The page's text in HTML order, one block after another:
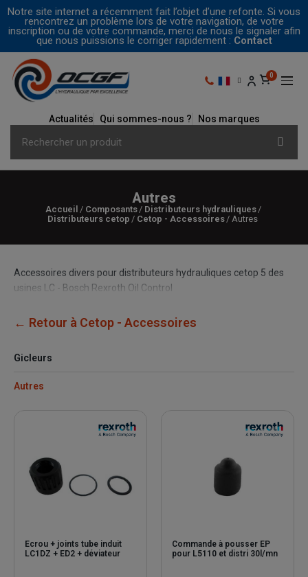
Notre site internet a récemment fait l’objet d’une refonte. Si vous
rencontrez un problème lors de votre navigation, de votre
inscription ou de votre commande, merci de nous le signaler afin
que nous puissions le corriger rapidement : Contact
Actualités Qui sommes-nous ? Nos marques
Autres
Accueil Composants
Distributeurs hydrauliques
Distributeurs cetop
Cetop - Accessoires Autres
Accessoires divers pour distributeurs hydrauliques cetop 5 des
usines LC - Bosch Rexroth Oil Control
← Retour à Cetop - Accessoires
Gicleurs
Autres
Ecrou + joints tube induit
LC1DZ + ED2 + déviateur
Commande à pousser EP
pour L5110 et distri 30l/mn